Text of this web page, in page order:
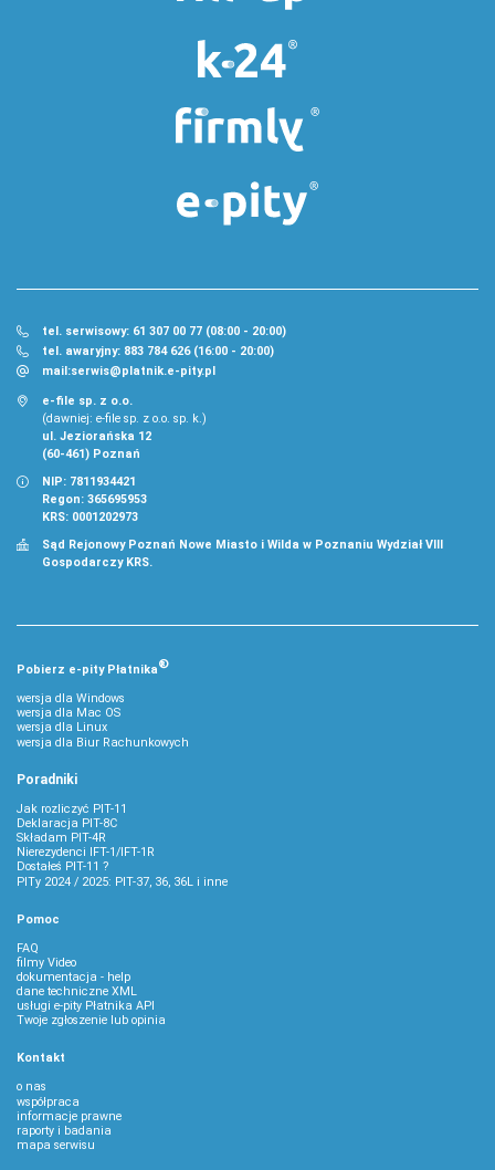
tel. serwisowy: 61 307 00 77 (08:00 - 20:00)
tel. awaryjny: 883 784 626 (16:00 - 20:00)
mail:serwis@platnik.e-pity.pl
e-file sp. z o.o.
(dawniej: e-file sp. z o.o. sp. k.)
ul. Jeziorańska 12
(60-461) Poznań
NIP: 7811934421
Regon: 365695953
KRS: 0001202973
Sąd Rejonowy Poznań Nowe Miasto i Wilda w Poznaniu Wydział VIII
Gospodarczy KRS.
Pobierz e‑pity Płatnika®
wersja dla Windows
wersja dla Mac OS
wersja dla Linux
wersja dla Biur Rachunkowych
Poradniki
Jak rozliczyć PIT-11
Deklaracja PIT-8C
Składam PIT-4R
Nierezydenci IFT-1/IFT-1R
Dostałeś PIT-11 ?
PITy 2024 / 2025: PIT-37, 36, 36L i inne
Pomoc
FAQ
filmy Video
dokumentacja - help
dane techniczne XML
usługi e-pity Płatnika API
Twoje zgłoszenie lub opinia
Kontakt
o nas
współpraca
informacje prawne
raporty i badania
mapa serwisu